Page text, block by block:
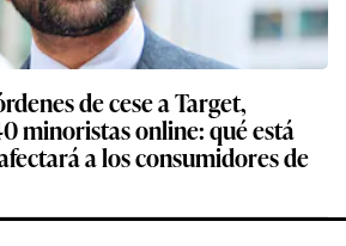
de cese a Target,
minoristas online: qué está
a los consumidores de